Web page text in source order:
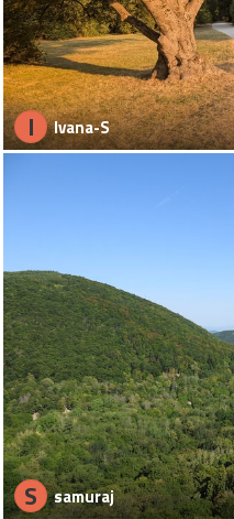
I Ivana-S
S samuraj